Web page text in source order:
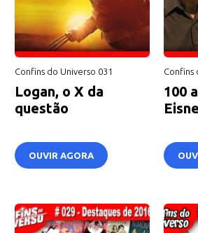
Confins do Universo 031
Logan, o X da
questão
OUVIR AGORA
Confins
100